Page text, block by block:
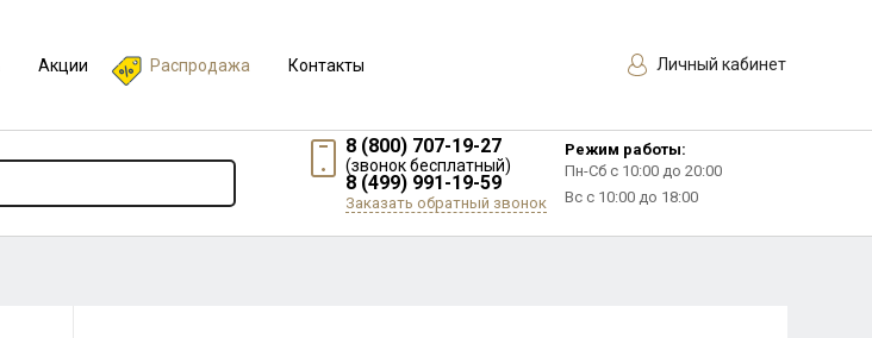
Акции Распродажа Контакты Личный кабинет
8 (800) 707-19-27
(звонок бесплатный)
8 (499) 991-19-59
Заказать обратный звонок
Режим работы:
Пн-Сб с 10:00 до 20:00
Вс с 10:00 до 18:00